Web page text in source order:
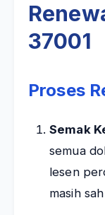
37001
Proses
Semak
semua
lesen
masih sah